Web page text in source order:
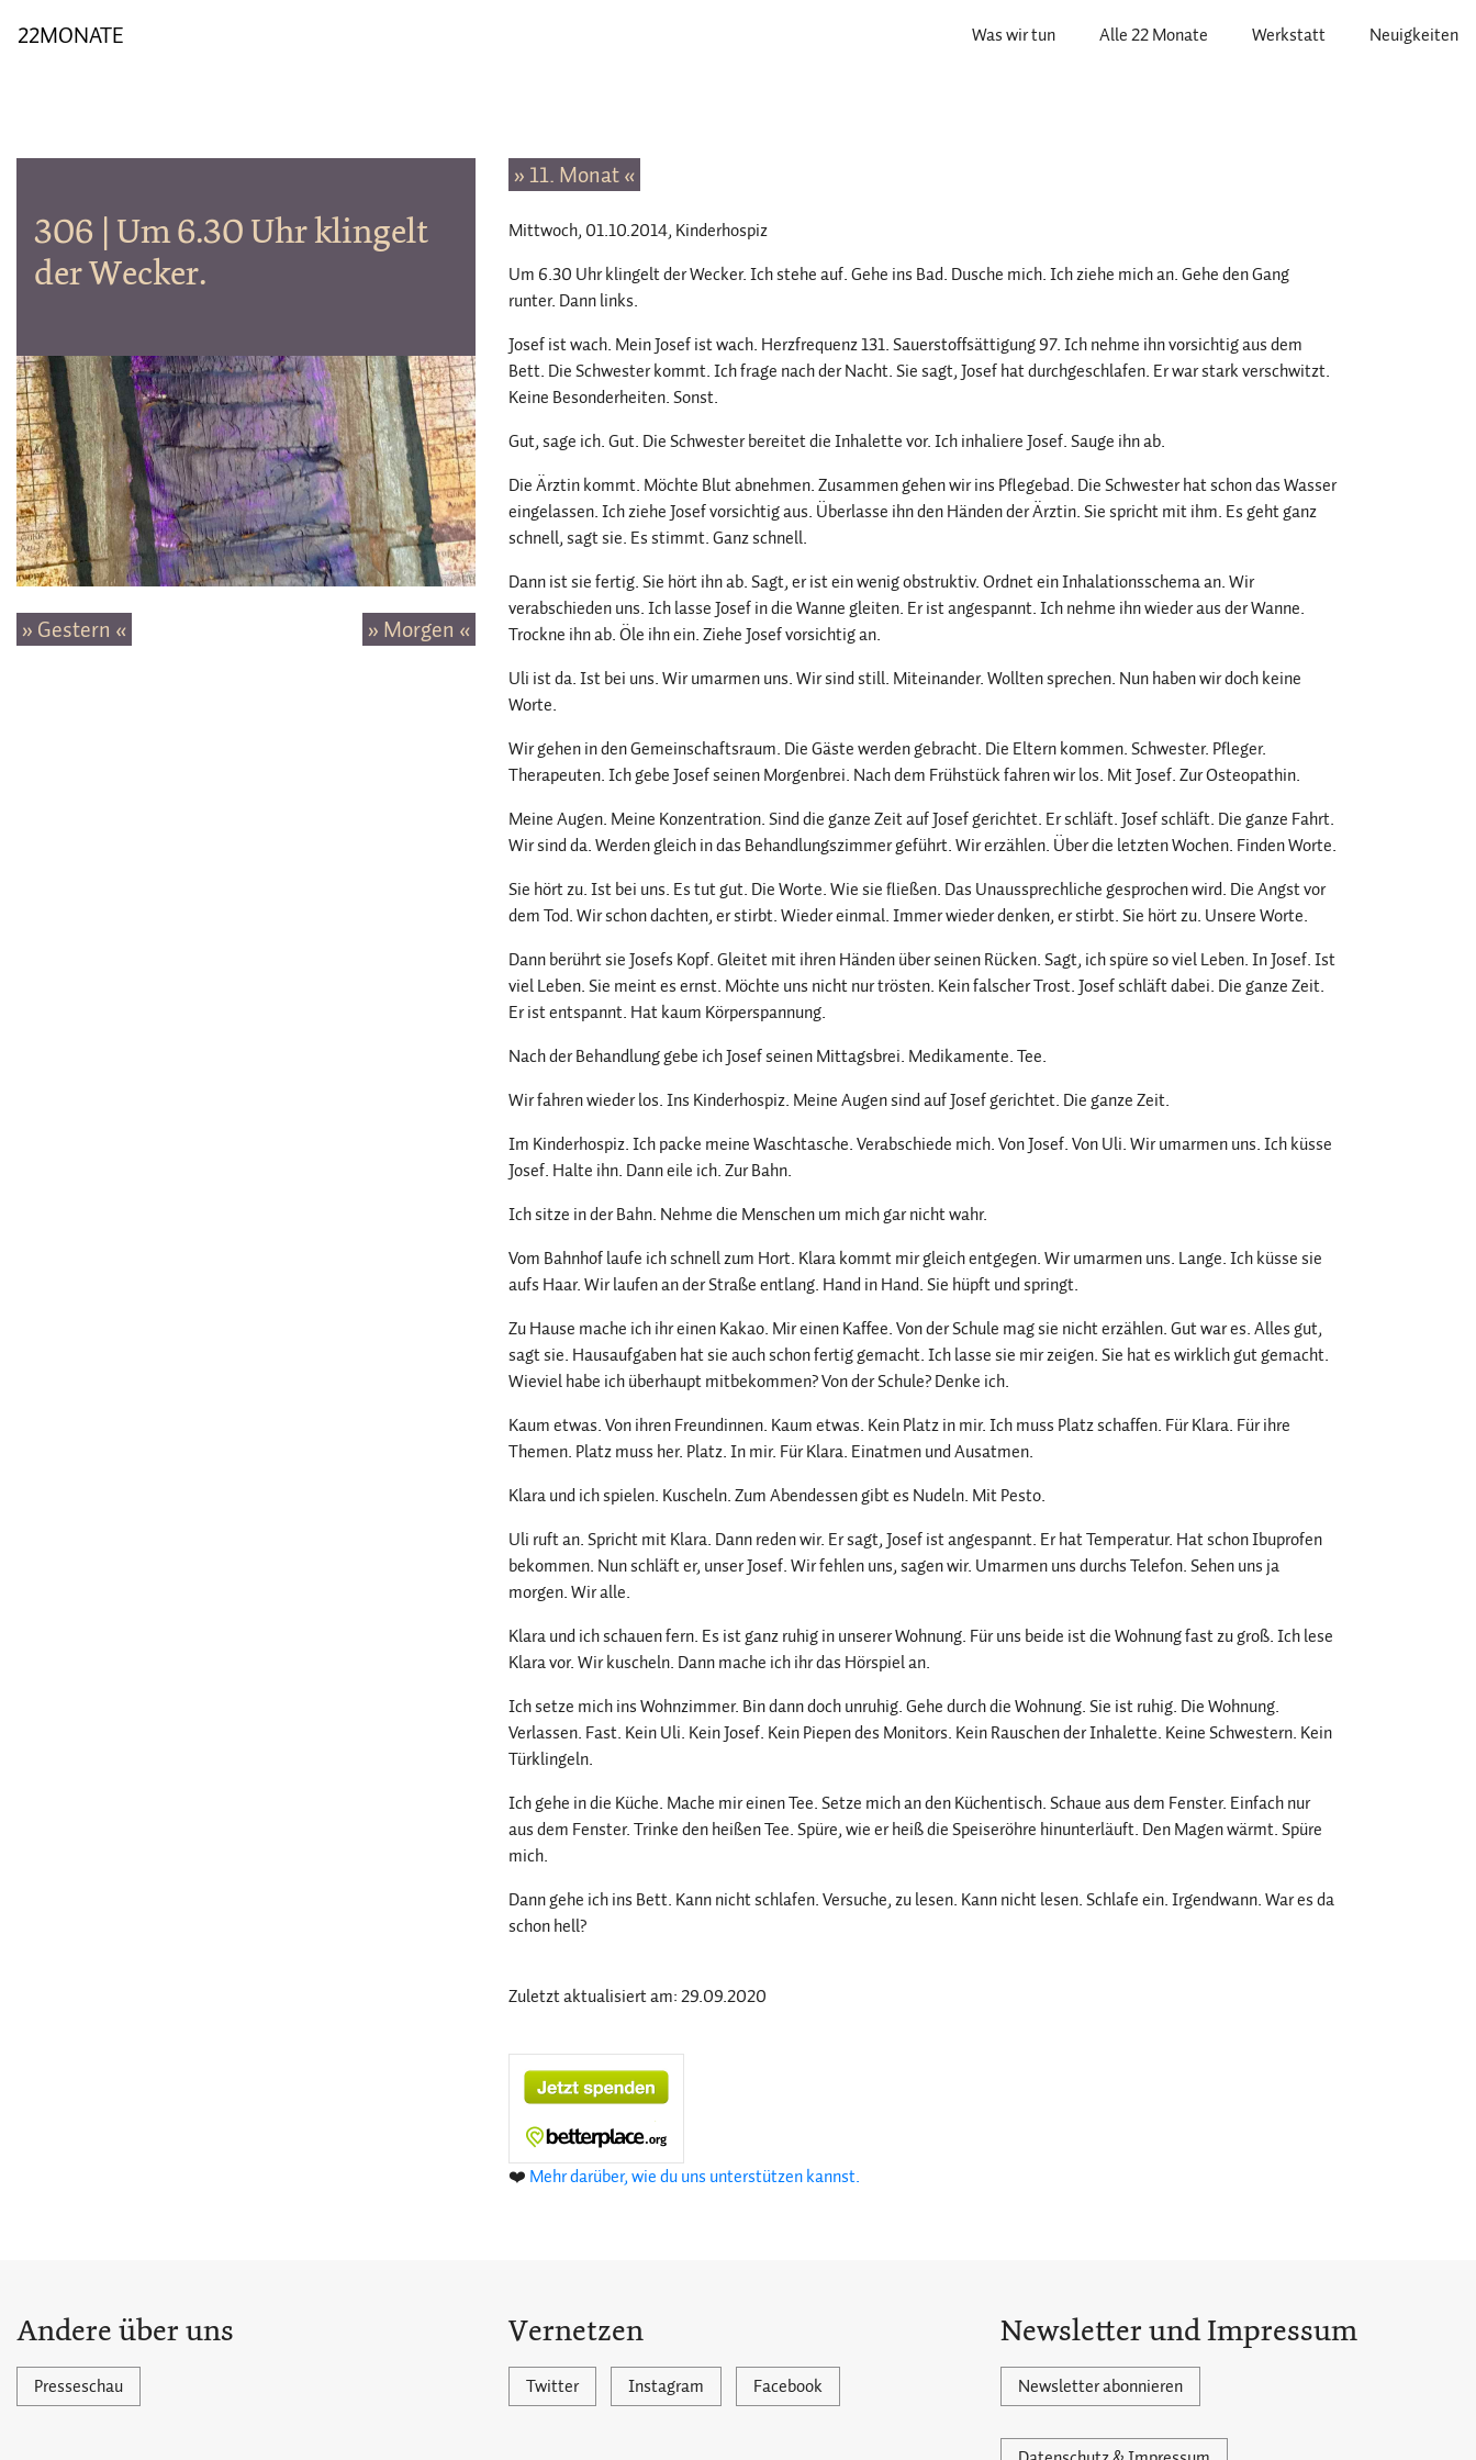
22MONATE Was wir tun Alle 22 Monate Werkstatt Neuigkeiten
306 | Um 6.30 Uhr klingelt
der Wecker.
» Gestern « » Morgen «
» 11. Monat «
Mittwoch, 01.10.2014, Kinderhospiz
Um 6.30 Uhr klingelt der Wecker. Ich stehe auf. Gehe ins Bad. Dusche mich. Ich ziehe mich an. Gehe den Gang
runter. Dann links.
Josef ist wach. Mein Josef ist wach. Herzfrequenz 131. Sauerstoffsättigung 97. Ich nehme ihn vorsichtig aus dem
Bett. Die Schwester kommt. Ich frage nach der Nacht. Sie sagt, Josef hat durchgeschlafen. Er war stark verschwitzt.
Keine Besonderheiten. Sonst.
Gut, sage ich. Gut. Die Schwester bereitet die Inhalette vor. Ich inhaliere Josef. Sauge ihn ab.
Die Ärztin kommt. Möchte Blut abnehmen. Zusammen gehen wir ins Pflegebad. Die Schwester hat schon das Wasser
eingelassen. Ich ziehe Josef vorsichtig aus. Überlasse ihn den Händen der Ärztin. Sie spricht mit ihm. Es geht ganz
schnell, sagt sie. Es stimmt. Ganz schnell.
Dann ist sie fertig. Sie hört ihn ab. Sagt, er ist ein wenig obstruktiv. Ordnet ein Inhalationsschema an. Wir
verabschieden uns. Ich lasse Josef in die Wanne gleiten. Er ist angespannt. Ich nehme ihn wieder aus der Wanne.
Trockne ihn ab. Öle ihn ein. Ziehe Josef vorsichtig an.
Uli ist da. Ist bei uns. Wir umarmen uns. Wir sind still. Miteinander. Wollten sprechen. Nun haben wir doch keine
Worte.
Wir gehen in den Gemeinschaftsraum. Die Gäste werden gebracht. Die Eltern kommen. Schwester. Pfleger.
Therapeuten. Ich gebe Josef seinen Morgenbrei. Nach dem Frühstück fahren wir los. Mit Josef. Zur Osteopathin.
Meine Augen. Meine Konzentration. Sind die ganze Zeit auf Josef gerichtet. Er schläft. Josef schläft. Die ganze Fahrt.
Wir sind da. Werden gleich in das Behandlungszimmer geführt. Wir erzählen. Über die letzten Wochen. Finden Worte.
Sie hört zu. Ist bei uns. Es tut gut. Die Worte. Wie sie fließen. Das Unaussprechliche gesprochen wird. Die Angst vor
dem Tod. Wir schon dachten, er stirbt. Wieder einmal. Immer wieder denken, er stirbt. Sie hört zu. Unsere Worte.
Dann berührt sie Josefs Kopf. Gleitet mit ihren Händen über seinen Rücken. Sagt, ich spüre so viel Leben. In Josef. Ist
viel Leben. Sie meint es ernst. Möchte uns nicht nur trösten. Kein falscher Trost. Josef schläft dabei. Die ganze Zeit.
Er ist entspannt. Hat kaum Körperspannung.
Nach der Behandlung gebe ich Josef seinen Mittagsbrei. Medikamente. Tee.
Wir fahren wieder los. Ins Kinderhospiz. Meine Augen sind auf Josef gerichtet. Die ganze Zeit.
Im Kinderhospiz. Ich packe meine Waschtasche. Verabschiede mich. Von Josef. Von Uli. Wir umarmen uns. Ich küsse
Josef. Halte ihn. Dann eile ich. Zur Bahn.
Ich sitze in der Bahn. Nehme die Menschen um mich gar nicht wahr.
Vom Bahnhof laufe ich schnell zum Hort. Klara kommt mir gleich entgegen. Wir umarmen uns. Lange. Ich küsse sie
aufs Haar. Wir laufen an der Straße entlang. Hand in Hand. Sie hüpft und springt.
Zu Hause mache ich ihr einen Kakao. Mir einen Kaffee. Von der Schule mag sie nicht erzählen. Gut war es. Alles gut,
sagt sie. Hausaufgaben hat sie auch schon fertig gemacht. Ich lasse sie mir zeigen. Sie hat es wirklich gut gemacht.
Wieviel habe ich überhaupt mitbekommen? Von der Schule? Denke ich.
Kaum etwas. Von ihren Freundinnen. Kaum etwas. Kein Platz in mir. Ich muss Platz schaffen. Für Klara. Für ihre
Themen. Platz muss her. Platz. In mir. Für Klara. Einatmen und Ausatmen.
Klara und ich spielen. Kuscheln. Zum Abendessen gibt es Nudeln. Mit Pesto.
Uli ruft an. Spricht mit Klara. Dann reden wir. Er sagt, Josef ist angespannt. Er hat Temperatur. Hat schon Ibuprofen
bekommen. Nun schläft er, unser Josef. Wir fehlen uns, sagen wir. Umarmen uns durchs Telefon. Sehen uns ja
morgen. Wir alle.
Klara und ich schauen fern. Es ist ganz ruhig in unserer Wohnung. Für uns beide ist die Wohnung fast zu groß. Ich lese
Klara vor. Wir kuscheln. Dann mache ich ihr das Hörspiel an.
Ich setze mich ins Wohnzimmer. Bin dann doch unruhig. Gehe durch die Wohnung. Sie ist ruhig. Die Wohnung.
Verlassen. Fast. Kein Uli. Kein Josef. Kein Piepen des Monitors. Kein Rauschen der Inhalette. Keine Schwestern. Kein
Türklingeln.
Ich gehe in die Küche. Mache mir einen Tee. Setze mich an den Küchentisch. Schaue aus dem Fenster. Einfach nur
aus dem Fenster. Trinke den heißen Tee. Spüre, wie er heiß die Speiseröhre hinunterläuft. Den Magen wärmt. Spüre
mich.
Dann gehe ich ins Bett. Kann nicht schlafen. Versuche, zu lesen. Kann nicht lesen. Schlafe ein. Irgendwann. War es da
schon hell?
Zuletzt aktualisiert am: 29.09.2020
❤️ Mehr darüber, wie du uns unterstützen kannst.
Andere über uns
Presseschau
Vernetzen
Twitter Instagram Facebook
Newsletter und Impressum
Newsletter abonnieren